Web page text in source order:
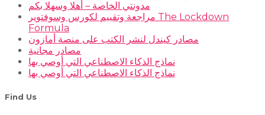
مدونتي الخاصة – أهلا وسهلا بكم
مراجعة وتقييم لكورس وسوفتوير The Lockdown
Formula
مصادر كيندل لنشر الكتب على منصة أمازون
مصادر مجانية
نماذج الذكاء الاصطناعي التي أوصي بها
نماذج الذكاء الاصطناعي التي أوصي بها
Find Us